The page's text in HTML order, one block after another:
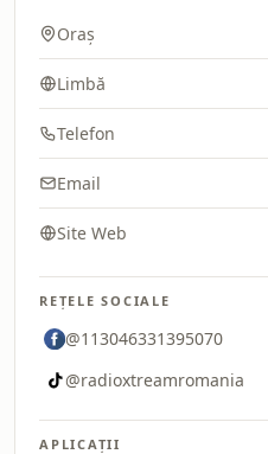
Oraș
Limbă
Telefon
Email
Site Web
REȚELE SOCIALE
@113046331395070
@radioxtreamromania
APLICAȚII